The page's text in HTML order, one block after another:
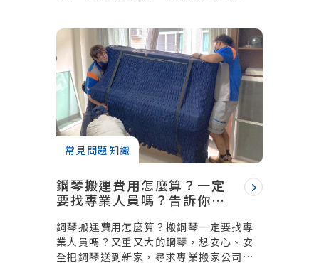
常見問題知識
鋼琴搬運費用怎麼算？一定
要找專業人員嗎？告訴你費
鋼琴搬運費用怎麼算？搬鋼琴一定要找專
業人員嗎？又重又大的鋼琴，想安心、安
全把鋼琴送到新家，尋求專業搬家公司是